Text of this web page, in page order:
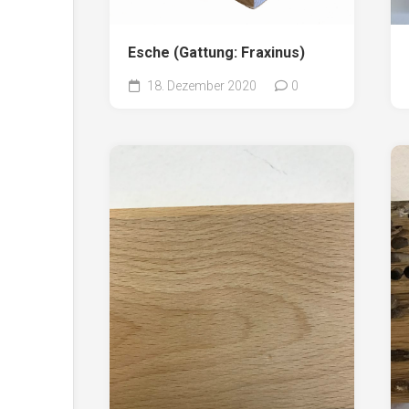
Esche (Gattung: Fraxinus)
18. Dezember 2020 0